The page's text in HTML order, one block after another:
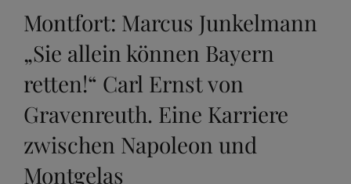
Montfort: Marcus Junkelmann
„Sie allein können Bayern
retten!“ Carl Ernst von
Gravenreuth. Eine Karriere
zwischen Napoleon und
Montgelas